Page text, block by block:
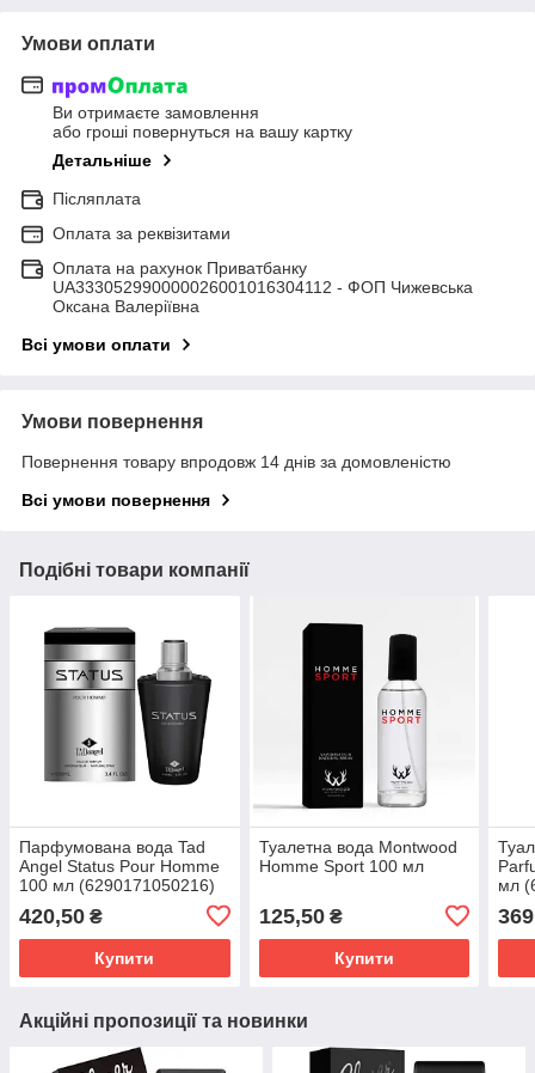
Умови оплати
Ви отримаєте замовлення
або гроші повернуться на вашу картку
Детальніше
Післяплата
Оплата за реквізитами
Оплата на рахунок Приватбанку
UA333052990000026001016304112 - ФОП Чижевська
Оксана Валеріївна
Всі умови оплати
Умови повернення
Повернення товару впродовж 14 днів за домовленістю
Всі умови повернення
Подібні товари компанії
Парфумована вода Tad
Angel Status Pour Homme
100 мл (6290171050216)
420,50 ₴
Купити
Туалетна вода Montwood
Homme Sport 100 мл
125,50₴
Купити
мл
369
Акційні пропозиції та новинки